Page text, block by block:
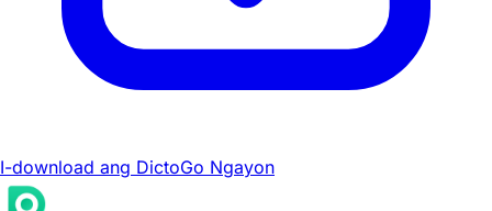
I-download ang DictoGo Ngayon